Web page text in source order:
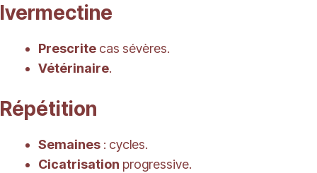
Ivermectine
Prescrite cas sévères.
Vétérinaire.
Répétition
Semaines : cycles.
Cicatrisation progressive.